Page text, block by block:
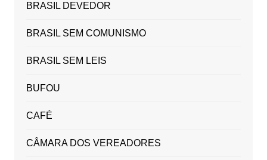
BRASIL DEVEDOR
BRASIL SEM COMUNISMO
BRASIL SEM LEIS
BUFOU
CAFÉ
CÂMARA DOS VEREADORES